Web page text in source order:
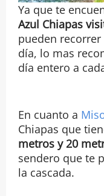
Ya que te
Azul Chiapas
pueden
día, lo mas
día entero a
En cuanto a
Chiapas que
metros y 20
sendero que te
la cascada.